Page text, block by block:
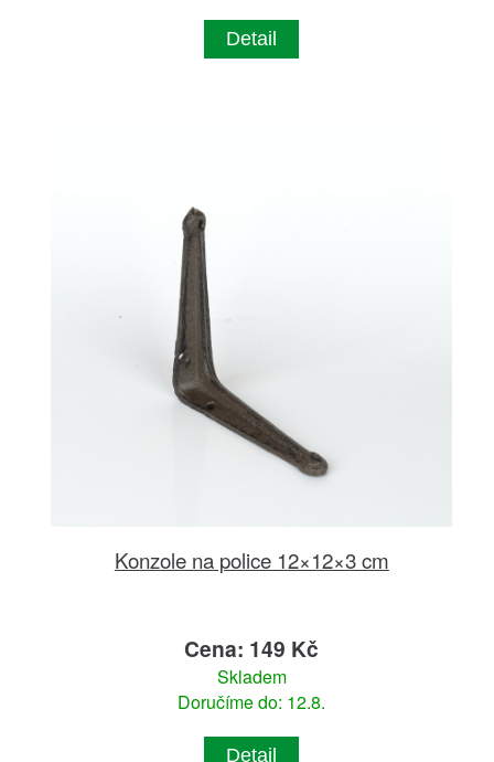
Detail
Konzole na police 12×12×3 cm
Cena: 149 Kč
Skladem
Doručíme do: 12.8.
Detail